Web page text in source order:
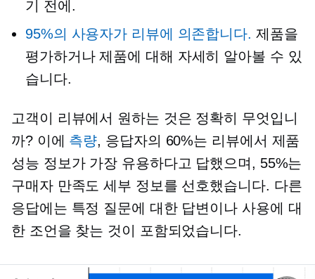
기 전에.
95%의 사용자가 리뷰에 의존합니다. 제품을
평가하거나 제품에 대해 자세히 알아볼 수 있
습니다.
고객이 리뷰에서 원하는 것은 정확히 무엇입니
까? 이에 측량, 응답자의 60%는 리뷰에서 제품
성능 정보가 가장 유용하다고 답했으며, 55%는
구매자 만족도 세부 정보를 선호했습니다. 다른
응답에는 특정 질문에 대한 답변이나 사용에 대
한 조언을 찾는 것이 포함되었습니다.